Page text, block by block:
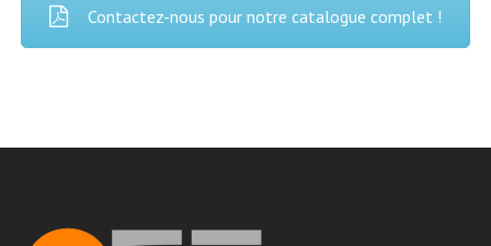
Contactez-nous pour notre catalogue complet !